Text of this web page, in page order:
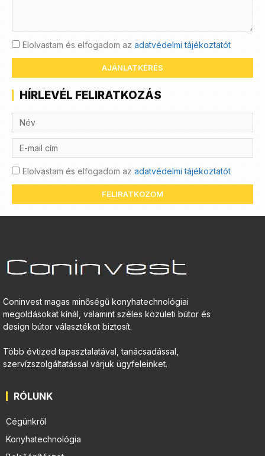
Elolvastam és elfogadom az adatvédelmi tájékoztatót
AJÁNLATKÉRÉS
HÍRLEVÉL FELIRATKOZÁS
Elolvastam és elfogadom az adatvédelmi tájékoztatót
FELIRATKOZOM
Coninvest magas minőségű konyhatechnológiai
megoldásokat kínál, valamint széles közületi bútor és
design bútor választékot biztosít.
Több évtized tapasztalatával, tanácsadással,
szervízszolgáltatással várjuk ügyfeleinket.
RÓLUNK
Cégünkről
Konyhatechnológia